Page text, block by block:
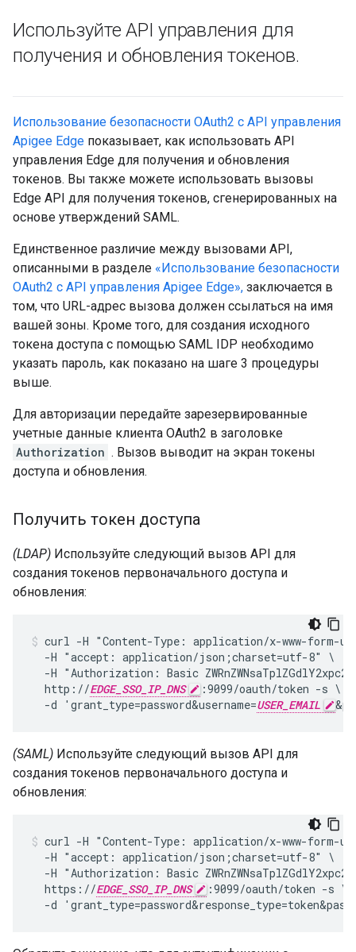
Используйте API управления для
получения и обновления токенов.
Использование безопасности OAuth2 с API управления
Apigee Edge показывает, как использовать API
управления Edge для получения и обновления
токенов. Вы также можете использовать вызовы
Edge API для получения токенов, сгенерированных на
основе утверждений SAML.
Единственное различие между вызовами API,
описанными в разделе «Использование безопасности
OAuth2 с API управления Apigee Edge», заключается в
том, что URL-адрес вызова должен ссылаться на имя
вашей зоны. Кроме того, для создания исходного
токена доступа с помощью SAML IDP необходимо
указать пароль, как показано на шаге 3 процедуры
выше.
Для авторизации передайте зарезервированные
учетные данные клиента OAuth2 в заголовке
Authorization . Вызов выводит на экран токены
доступа и обновления.
Получить токен доступа
(LDAP) Используйте следующий вызов API для
создания токенов первоначального доступа и
обновления:
curl -H "Content-Type: application/x-www-form-
  -H "accept: application/json;charset=utf-8" \
-H "Authorization: Basic
  http://
EDGE_SSO_IP_DNS
:9099/oauth/token -s \
  -d 'grant_type=password&username=
USER_EMAIL
(SAML) Используйте следующий вызов API для
создания токенов первоначального доступа и
обновления:
curl -H "Content-Type: application/x-www-form-
  -H "accept: application/json;charset=utf-8" \
-H "Authorization: Basic
  https://
EDGE_SSO_IP_DNS
:9099/oauth/token -s \
-d